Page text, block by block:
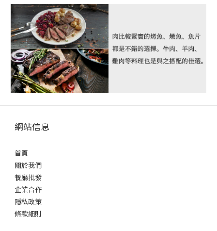
網站信息
首頁
關於我們
餐廳批發
企業合作
隱私政策
條款細則